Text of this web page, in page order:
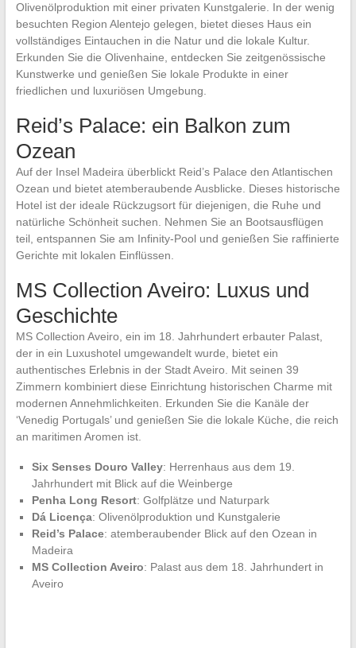
Olivenölproduktion mit einer privaten Kunstgalerie. In der wenig
besuchten Region Alentejo gelegen, bietet dieses Haus ein
vollständiges Eintauchen in die Natur und die lokale Kultur.
Erkunden Sie die Olivenhaine, entdecken Sie zeitgenössische
Kunstwerke und genießen Sie lokale Produkte in einer
friedlichen und luxuriösen Umgebung.
Reid’s Palace: ein Balkon zum
Ozean
Auf der Insel Madeira überblickt Reid’s Palace den Atlantischen
Ozean und bietet atemberaubende Ausblicke. Dieses historische
Hotel ist der ideale Rückzugsort für diejenigen, die Ruhe und
natürliche Schönheit suchen. Nehmen Sie an Bootsausflügen
teil, entspannen Sie am Infinity-Pool und genießen Sie raffinierte
Gerichte mit lokalen Einflüssen.
MS Collection Aveiro: Luxus und
Geschichte
MS Collection Aveiro, ein im 18. Jahrhundert erbauter Palast,
der in ein Luxushotel umgewandelt wurde, bietet ein
authentisches Erlebnis in der Stadt Aveiro. Mit seinen 39
Zimmern kombiniert diese Einrichtung historischen Charme mit
modernen Annehmlichkeiten. Erkunden Sie die Kanäle der
‘Venedig Portugals’ und genießen Sie die lokale Küche, die reich
an maritimen Aromen ist.
Six Senses Douro Valley: Herrenhaus aus dem 19.
Jahrhundert mit Blick auf die Weinberge
Penha Long Resort: Golfplätze und Naturpark
Dá Licença: Olivenölproduktion und Kunstgalerie
Reid’s Palace: atemberaubender Blick auf den Ozean in
Madeira
MS Collection Aveiro: Palast aus dem 18. Jahrhundert in
Aveiro